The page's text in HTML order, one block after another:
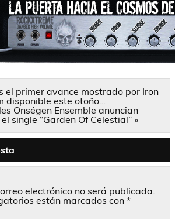
el primer avance mostrado por Iron
disponible este otoño…
Onségen Ensemble anuncian
single “Garden Of Celestial” »
electrónico no será publicada.
están marcados con *